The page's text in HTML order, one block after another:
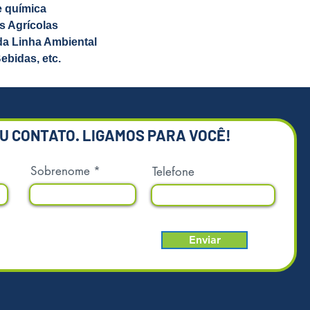
lo.
ilustrativas.
química
Agrícolas
Linha Ambiental
etc.
CONTATO. LIGAMOS PARA VOCÊ!
Sobrenome Telefone
Enviar